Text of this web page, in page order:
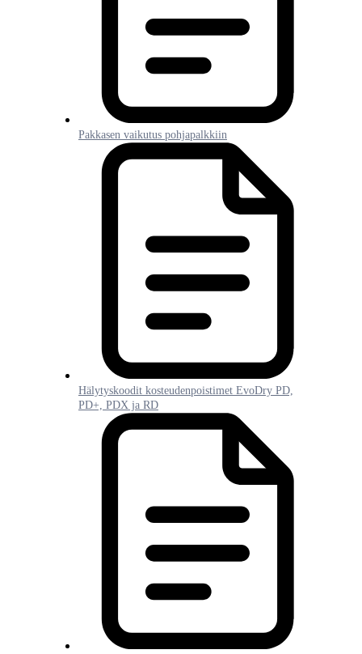
Pakkasen vaikutus pohjapalkkiin
Hälytyskoodit kosteudenpoistimet EvoDry PD,
PD+, PDX ja RD